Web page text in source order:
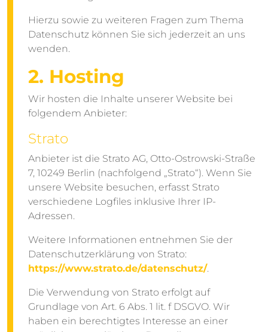
Hierzu sowie zu weiteren Fragen zum Thema
Datenschutz können Sie sich jederzeit an uns
wenden.
2. Hosting
Wir hosten die Inhalte unserer Website bei
folgendem Anbieter:
Strato
Anbieter ist die Strato AG, Otto-Ostrowski-Straße
7, 10249 Berlin (nachfolgend „Strato“). Wenn Sie
unsere Website besuchen, erfasst Strato
verschiedene Logfiles inklusive Ihrer IP-
Adressen.
Weitere Informationen entnehmen Sie der
Datenschutzerklärung von Strato:
https://www.strato.de/datenschutz/.
Die Verwendung von Strato erfolgt auf
Grundlage von Art. 6 Abs. 1 lit. f DSGVO. Wir
haben ein berechtigtes Interesse an einer